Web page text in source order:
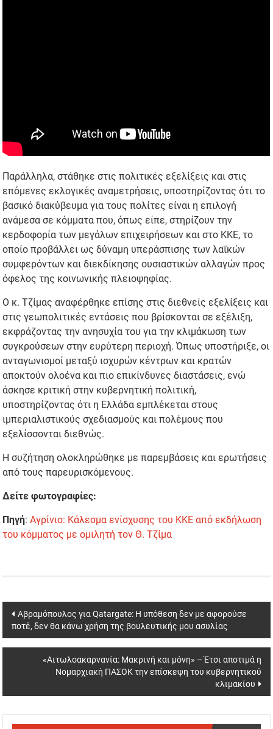
Παράλληλα, στάθηκε στις πολιτικές εξελίξεις και στις
επόμενες εκλογικές αναμετρήσεις, υποστηρίζοντας ότι το
βασικό διακύβευμα για τους πολίτες είναι η επιλογή
ανάμεσα σε κόμματα που, όπως είπε, στηρίζουν την
κερδοφορία των μεγάλων επιχειρήσεων και στο ΚΚΕ, το
οποίο προβάλλει ως δύναμη υπεράσπισης των λαϊκών
συμφερόντων και διεκδίκησης ουσιαστικών αλλαγών προς
όφελος της κοινωνικής πλειοψηφίας.
Ο κ. Τζίμας αναφέρθηκε επίσης στις διεθνείς εξελίξεις και
στις γεωπολιτικές εντάσεις που βρίσκονται σε εξέλιξη,
εκφράζοντας την ανησυχία του για την κλιμάκωση των
συγκρούσεων στην ευρύτερη περιοχή. Όπως υποστήριξε, οι
ανταγωνισμοί μεταξύ ισχυρών κέντρων και κρατών
αποκτούν ολοένα και πιο επικίνδυνες διαστάσεις, ενώ
άσκησε κριτική στην κυβερνητική πολιτική,
υποστηρίζοντας ότι η Ελλάδα εμπλέκεται στους
ιμπεριαλιστικούς σχεδιασμούς και πολέμους που
εξελίσσονται διεθνώς.
Η συζήτηση ολοκληρώθηκε με παρεμβάσεις και ερωτήσεις
από τους παρευρισκόμενους.
Δείτε φωτογραφίες:
Πηγή:Αγρίνιο: Κάλεσμα ενίσχυσης του ΚΚΕ από εκδήλωση
του κόμματος με ομιλητή τον Θ. Τζίμα
Post
navigation
Αβραμόπουλος για Qatargate: Η υπόθεση δεν με αφορούσε
ποτέ, δεν θα κάνω χρήση της βουλευτικής μου ασυλίας
«Αιτωλοακαρνανία: Μακρινή και μόνη» – Έτσι αποτιμά η
Νομαρχιακή ΠΑΣΟΚ την επίσκεψη του κυβερνητικού
κλιμακίου